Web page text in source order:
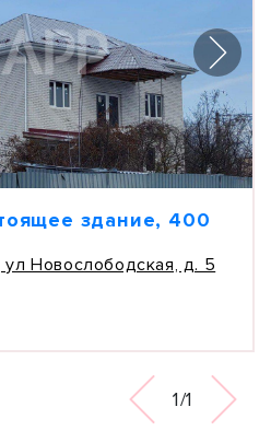
здание, 400
Новослободская, д. 5
1/1